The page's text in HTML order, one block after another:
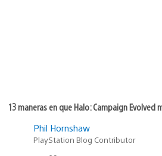
13 maneras en que Halo: Campaign Evolved
Phil Hornshaw
PlayStation Blog Contributor